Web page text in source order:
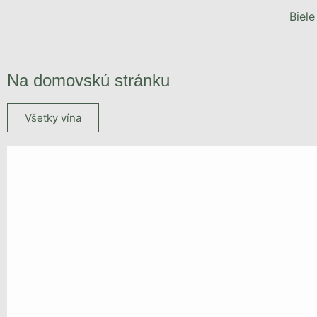
Biele
Na domovskú stránku
Všetky vína